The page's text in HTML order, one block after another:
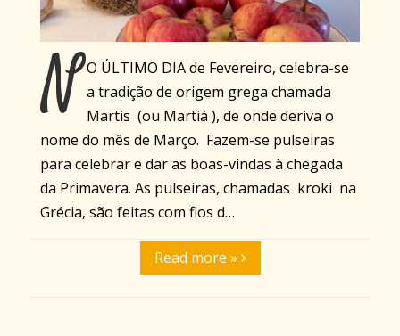
N O ÚLTIMO DIA de Fevereiro, celebra-se
a tradição de origem grega chamada
Martis (ou Martiá ), de onde deriva o
nome do mês de Março. Fazem-se pulseiras
para celebrar e dar as boas-vindas à chegada
da Primavera. As pulseiras, chamadas kroki na
Grécia, são feitas com fios d…
Read more »